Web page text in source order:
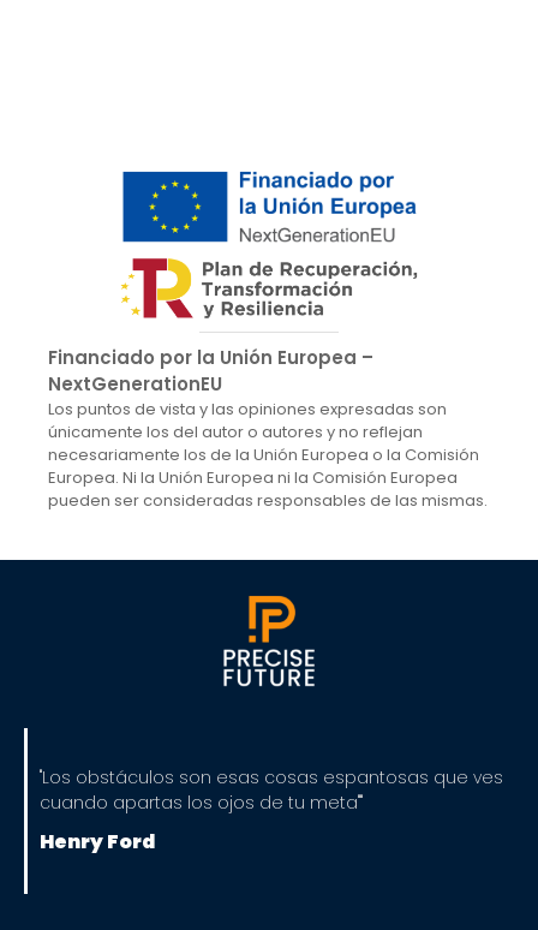
Financiado por la Unión Europea –
NextGenerationEU
Los puntos de vista y las opiniones expresadas son
únicamente los del autor o autores y no reflejan
necesariamente los de la Unión Europea o la Comisión
Europea. Ni la Unión Europea ni la Comisión Europea
pueden ser consideradas responsables de las mismas.
"Los obstáculos son esas cosas espantosas que ves
cuando apartas los ojos de tu meta""
Henry Ford